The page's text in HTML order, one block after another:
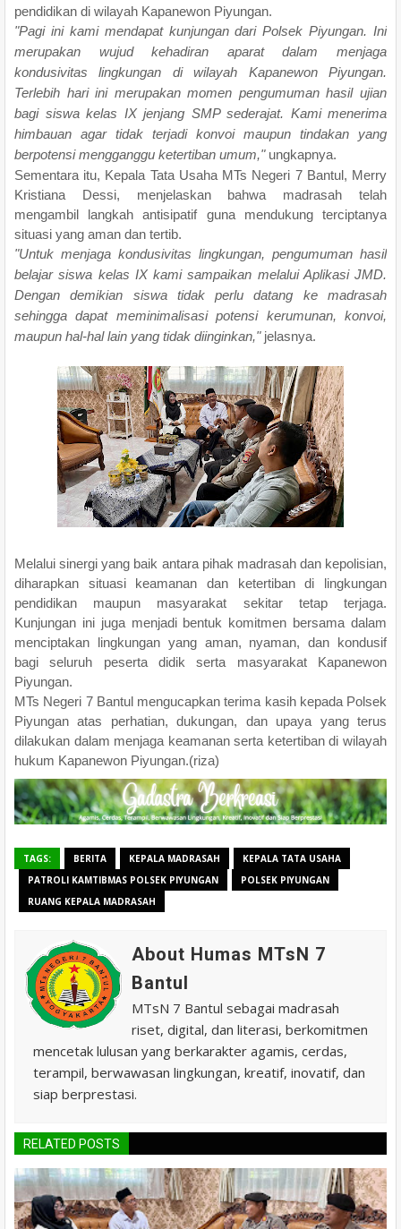
pendidikan di wilayah Kapanewon Piyungan.
"Pagi ini kami mendapat kunjungan dari Polsek Piyungan. Ini
merupakan wujud kehadiran aparat dalam menjaga
kondusivitas lingkungan di wilayah Kapanewon Piyungan.
Terlebih hari ini merupakan momen pengumuman hasil ujian
bagi siswa kelas IX jenjang SMP sederajat. Kami menerima
himbauan agar tidak terjadi konvoi maupun tindakan yang
berpotensi mengganggu ketertiban umum,"ungkapnya.
Sementara itu, Kepala Tata Usaha MTs Negeri 7 Bantul, Merry
Kristiana Dessi, menjelaskan bahwa madrasah telah
mengambil langkah antisipatif guna mendukung terciptanya
situasi yang aman dan tertib.
"Untuk menjaga kondusivitas lingkungan, pengumuman hasil
belajar siswa kelas IX kami sampaikan melalui Aplikasi JMD.
Dengan demikian siswa tidak perlu datang ke madrasah
sehingga dapat meminimalisasi potensi kerumunan, konvoi,
maupun hal-hal lain yang tidak diinginkan,"jelasnya.
Melalui sinergi yang baik antara pihak madrasah dan kepolisian,
diharapkan situasi keamanan dan ketertiban di lingkungan
pendidikan maupun masyarakat sekitar tetap terjaga.
Kunjungan ini juga menjadi bentuk komitmen bersama dalam
menciptakan lingkungan yang aman, nyaman, dan kondusif
bagi seluruh peserta didik serta masyarakat Kapanewon
Piyungan.
MTs Negeri 7 Bantul mengucapkan terima kasih kepada Polsek
Piyungan atas perhatian, dukungan, dan upaya yang terus
dilakukan dalam menjaga keamanan serta ketertiban di wilayah
hukum Kapanewon Piyungan.(riza)
TAGS: BERITA KEPALA MADRASAH
KEPALA TATA USAHA
PATROLI KAMTIBMAS POLSEK PIYUNGAN
POLSEK PIYUNGAN
RUANG KEPALA MADRASAH
About Humas MTsN 7
Bantul
MTsN 7 Bantul sebagai madrasah
riset, digital, dan literasi, berkomitmen
mencetak lulusan yang berkarakter agamis, cerdas,
terampil, berwawasan lingkungan, kreatif, inovatif, dan
siap berprestasi.
RELATED POSTS